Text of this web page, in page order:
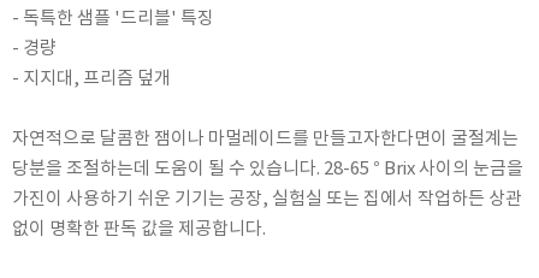
PEAK TECH
PESOLA
Pyxis
RIXEN
SaveCoat
Schaller (Humimeter)
- 독특한 샘플 '드리블' 특징
- 경량
- 지지대, 프리즘 덮개
자연적으로 달콤한 잼이나 마멀레이드를 만들고자한다면이 굴절계는
당분을 조절하는데 도움이 될 수 있습니다. 28-65 ° Brix 사이의 눈금을
가진이 사용하기 쉬운 기기는 공장, 실험실 또는 집에서 작업하든 상관
없이 명확한 판독 값을 제공합니다.